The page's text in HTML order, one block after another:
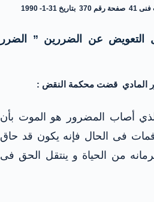
التعويض عن الضررين ” الضرر
المادي قضت محكمة النقض :
أصاب المضرور هو الموت بأن
فى الحال فإنه يكون قد حاق
من الحياة و ينتقل الحق فى